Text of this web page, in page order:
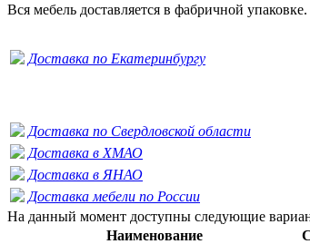
Вся мебель доставляется в фабричной
Доставка по Екатеринбургу
Доставка по Свердловской области
Доставка в ХМАО
Доставка в ЯНАО
Доставка мебели по России
На данный момент доступны следующие
Наименование